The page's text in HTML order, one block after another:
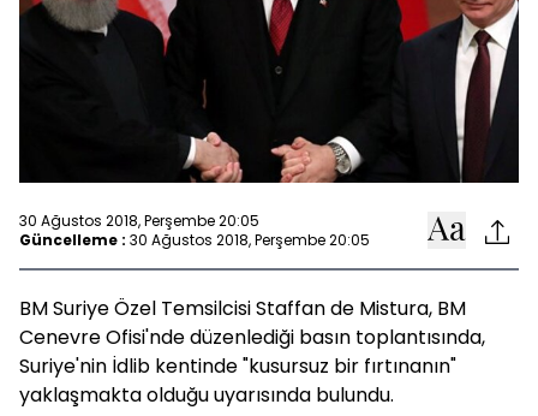
30 Ağustos 2018, Perşembe 20:05
Güncelleme : 30 Ağustos 2018, Perşembe 20:05
BM Suriye Özel Temsilcisi Staffan de Mistura, BM
Cenevre Ofisi'nde düzenlediği basın toplantısında,
Suriye'nin İdlib kentinde "kusursuz bir fırtınanın"
yaklaşmakta olduğu uyarısında bulundu.